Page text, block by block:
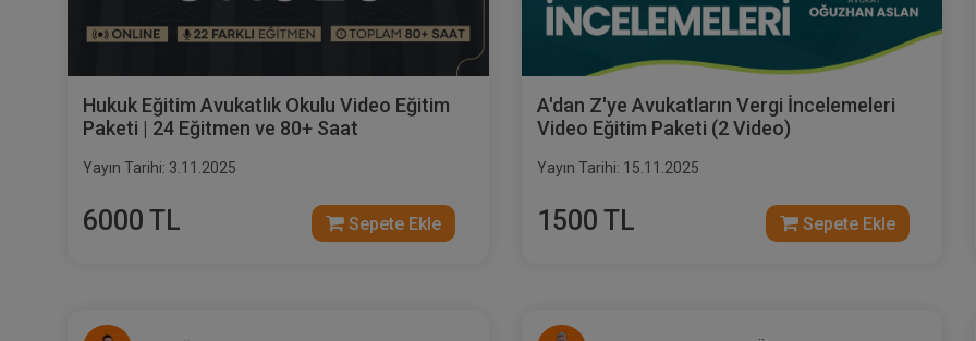
Hukuk Eğitim Avukatlık Okulu Video Eğitim
Paketi | 24 Eğitmen ve 80+ Saat
Yayın Tarihi: 3.11.2025
6000 TL Sepete Ekle
A'dan Z'ye Avukatların Vergi İncelemeleri
Video Eğitim Paketi (2 Video)
Yayın Tarihi: 15.11.2025
1500 TL Sepete Ekle